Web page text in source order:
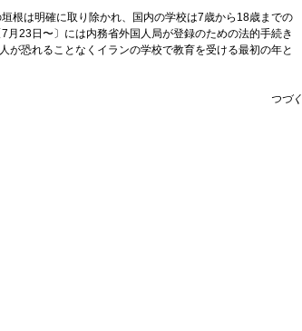
根は明確に取り除かれ、国内の学校は7歳から18歳までの
23日〜〕には内務省外国人局が登録のための法的手続き
が恐れることなくイランの学校で教育を受ける最初の年と
つづく